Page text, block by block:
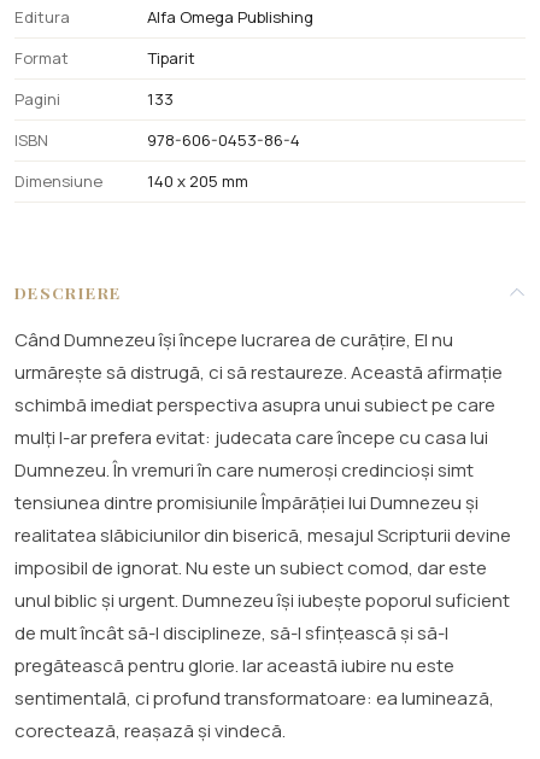
Editura
Alfa Omega Publishing
Format
Tiparit
Pagini
133
ISBN
978-606-0453-86-4
Dimensiune
140 x 205 mm
DESCRIERE
Când Dumnezeu își începe lucrarea de curățire, El nu
urmărește să distrugă, ci să restaureze. Această afirmație
schimbă imediat perspectiva asupra unui subiect pe care
mulți l-ar prefera evitat: judecata care începe cu casa lui
Dumnezeu. În vremuri în care numeroși credincioși simt
tensiunea dintre promisiunile Împărăției lui Dumnezeu și
realitatea slăbiciunilor din biserică, mesajul Scripturii devine
imposibil de ignorat. Nu este un subiect comod, dar este
unul biblic și urgent. Dumnezeu își iubește poporul suficient
de mult încât să-l disciplineze, să-l sfințească și să-l
pregătească pentru glorie. Iar această iubire nu este
sentimentală, ci profund transformatoare: ea luminează,
corectează, reașază și vindecă.